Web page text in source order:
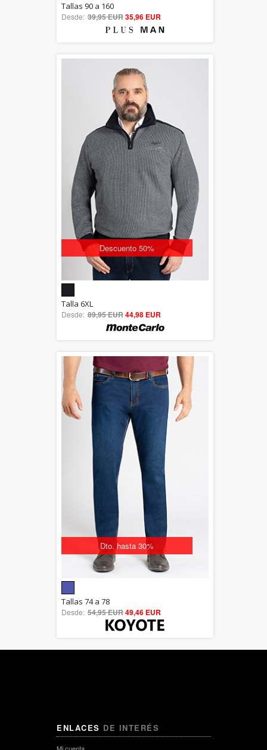
5.00
out of 5
Tallas 90 a 160
Desde: 39,95 EUR35,96 EUR
Descuento 50%
out of 5
Talla 6XL
Desde: 89,95 EUR44,98 EUR
Dto. hasta 30%
out of 5
Tallas 74 a 78
Desde: 54,95 EUR49,46 EUR
ENLACES DE INTERÉS